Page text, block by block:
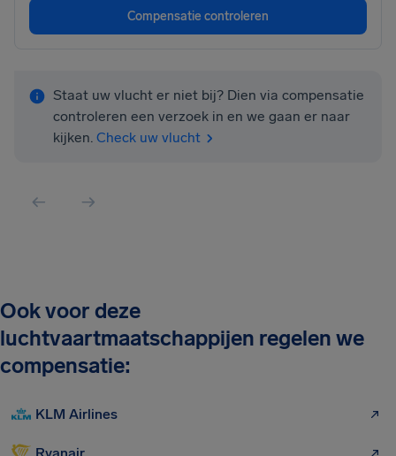
Compensatie controleren
Staat uw vlucht er niet bij? Dien via compensatie
controleren een verzoek in en we gaan er naar
kijken. Check uw vlucht
Ook voor deze
luchtvaartmaatschappijen regelen we
compensatie:
KLM Airlines